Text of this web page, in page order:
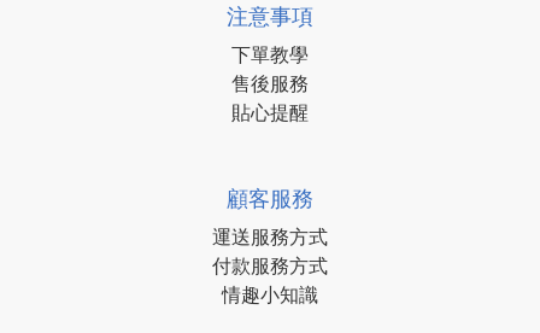
注意事項
下單教學
售後服務
貼心提醒
顧客服務
運送服務方式
付款服務方式
情趣小知識